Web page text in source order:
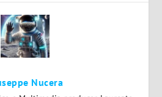
Nucera